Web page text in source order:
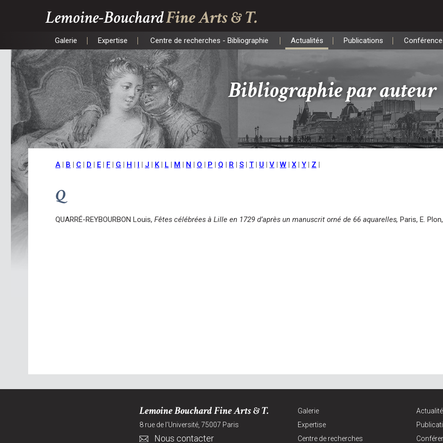
Lemoine-BouchardFine Arts & T.
Galerie
Galerie Expertise
Expertise Centre de recherches - Bibliographie
Centre de recherches - Bibliographie Actualités
Actualités Publications
Publications
Bibliographie par auteur
A | B | C | D | E | F | G | H | I | J | K| L | M | N | O | P | Q | R | S | T| U | V | W | X | Y| Z |
Q
QUARRÉ-REYBOURBON Louis, Fêtes célébrées à Lille en 1729 d’après un manuscrit orné de 66 aquarelles, Paris, E.
Lemoine Bouchard Fine Arts & T.
8 rue de l’Université, 75007 Paris
Nous contacter
Galerie
Expertise
Centre de recherches